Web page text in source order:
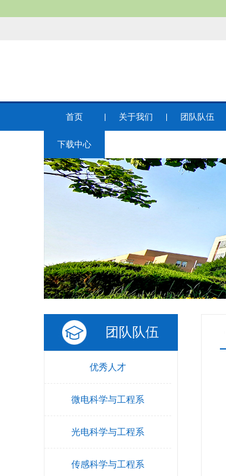
首页 关于我们 团队队伍
下载中心
团队队伍
优秀人才
微电科学与工程系
光电科学与工程系
传感科学与工程系